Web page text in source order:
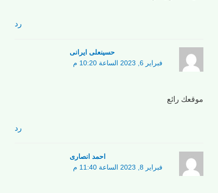
رد
حسینعلی ایرانی
فبراير 6, 2023 الساعة 10:20 م
موقعك رائع
رد
احمد انصاری
فبراير 8, 2023 الساعة 11:40 م